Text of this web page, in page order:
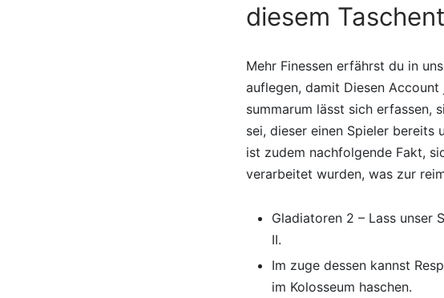
diesem
Mehr Finessen erfährst du in
auflegen, damit Diesen Account
summarum lässt sich erfassen,
sei, dieser einen Spieler bereits
ist zudem nachfolgende Fakt,
verarbeitet wurden, was zur
Gladiatoren 2 – Lass unser
II.
Im zuge dessen kannst
im Kolosseum haschen.